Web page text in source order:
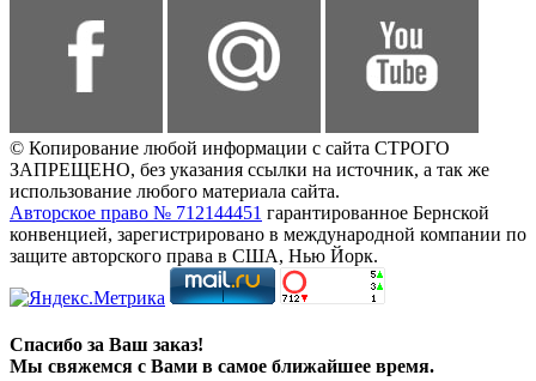
© Копирование любой информации с сайта СТРОГО
ЗАПРЕЩЕНО, без указания ссылки на источник, а так же
использование любого материала сайта.
Авторское право № 712144451 гарантированное Бернской
конвенцией, зарегистрировано в международной компании по
защите авторского права в США, Нью Йорк.
Спасибо за Ваш заказ!
Мы свяжемся с Вами в самое ближайшее время.